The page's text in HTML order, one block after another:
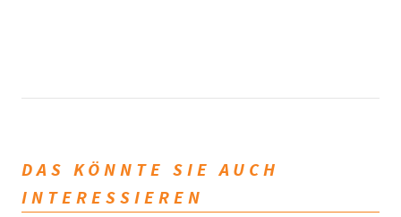
DAS KÖNNTE SIE AUCH
INTERESSIEREN